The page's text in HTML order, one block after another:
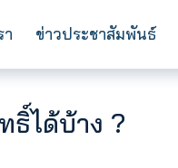
าสนใจ รู้จักเรา
ใครมีสิทธิ์